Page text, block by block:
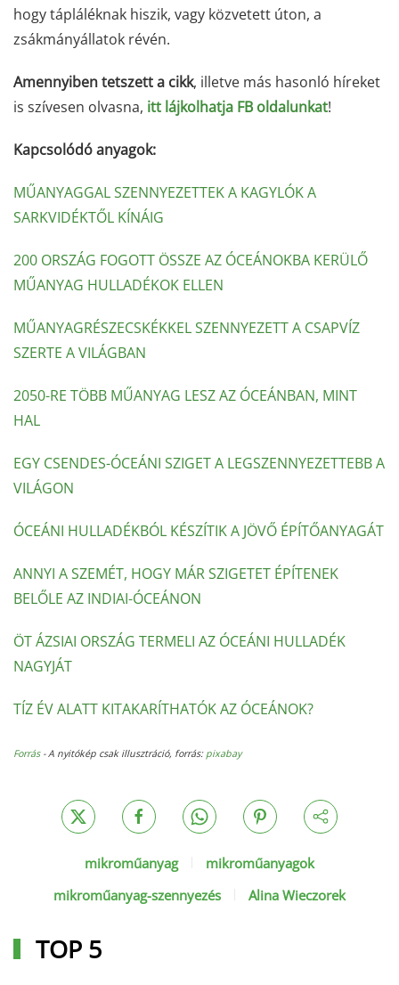
hogy tápláléknak hiszik, vagy közvetett úton, a
zsákmányállatok révén.
Amennyiben tetszett a cikk, illetve más hasonló híreket
is szívesen olvasna, itt lájkolhatja FB oldalunkat!
Kapcsolódó anyagok:
MŰANYAGGAL SZENNYEZETTEK A KAGYLÓK A
SARKVIDÉKTŐL KÍNÁIG
200 ORSZÁG FOGOTT ÖSSZE AZ ÓCEÁNOKBA KERÜLŐ
MŰANYAG HULLADÉKOK ELLEN
MŰANYAGRÉSZECSKÉKKEL SZENNYEZETT A CSAPVÍZ
SZERTE A VILÁGBAN
2050-RE TÖBB MŰANYAG LESZ AZ ÓCEÁNBAN, MINT
HAL
EGY CSENDES-ÓCEÁNI SZIGET A LEGSZENNYEZETTEBB A
VILÁGON
ÓCEÁNI HULLADÉKBÓL KÉSZÍTIK A JÖVŐ ÉPÍTŐANYAGÁT
ANNYI A SZEMÉT, HOGY MÁR SZIGETET ÉPÍTENEK
BELŐLE AZ INDIAI-ÓCEÁNON
ÖT ÁZSIAI ORSZÁG TERMELI AZ ÓCEÁNI HULLADÉK
NAGYJÁT
TÍZ ÉV ALATT KITAKARÍTHATÓK AZ ÓCEÁNOK?
Forrás- A nyitókép csak illusztráció, forrás: pixabay
mikroműanyag
mikroműanyagok
mikroműanyag-szennyezés
Alina Wieczorek
TOP 5